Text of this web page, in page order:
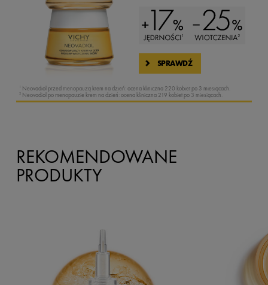
SPRAWDŹ
1 Neovadiol przed menopauzą krem na dzień: ocena kliniczna 220 kobiet po 3 miesiącach.
2Neovadiol po menopauzie krem na dzień: ocena kliniczna 219 kobiet po 3 miesiącach.
REKOMENDOWANE
PRODUKTY